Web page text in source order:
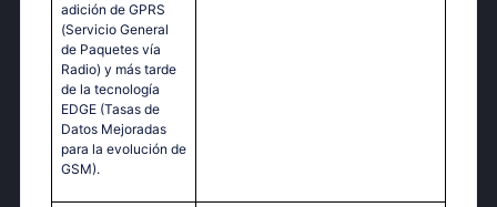
adición de GPRS
(Servicio General
de Paquetes vía
Radio) y más tarde
de la tecnología
EDGE (Tasas de
Datos Mejoradas
para la evolución de
GSM).